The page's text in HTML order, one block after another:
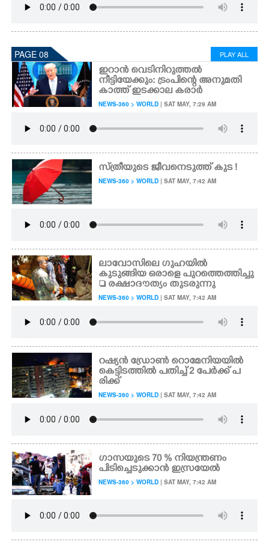
PAGE 08 PLAY ALL
ഇറാൻ വെടിനിറുത്തൽ
നീട്ടിയേക്കും: ട്രംപിന്റെ അനുമതി
കാത്ത് ഇടക്കാല കരാർ
NEWS-360 > WORLD | SAT MAY, 7:29 AM
സ്ത്രീയുടെ ജീവനെടുത്ത് കുട !
NEWS-360 > WORLD | SAT MAY, 7:42 AM
ലാവോസിലെ ഗുഹയിൽ
കുടുങ്ങിയ ഒരാളെ പുറത്തെത്തിച്ചു
 രക്ഷാദൗത്യം തുടരുന്നു
NEWS-360 > WORLD | SAT MAY, 7:42 AM
റഷ്യൻ ഡ്രോൺ റൊമേനിയയിൽ
കെട്ടിടത്തിൽ പതിച്ച് 2 പേർക്ക് പ
രിക്ക്
NEWS-360 > WORLD | SAT MAY, 7:42 AM
ഗാസയുടെ 70 % നിയന്ത്രണം
പിടിച്ചെടുക്കാൻ ഇസ്രയേൽ
NEWS-360 > WORLD | SAT MAY, 7:42 AM